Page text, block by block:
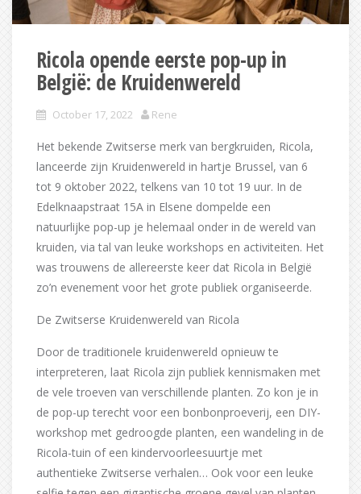
Ricola opende eerste pop-up in
België: de Kruidenwereld
October 17, 2022 Rene
Het bekende Zwitserse merk van bergkruiden, Ricola,
lanceerde zijn Kruidenwereld in hartje Brussel, van 6
tot 9 oktober 2022, telkens van 10 tot 19 uur. In de
Edelknaapstraat 15A in Elsene dompelde een
natuurlijke pop-up je helemaal onder in de wereld van
kruiden, via tal van leuke workshops en activiteiten. Het
was trouwens de allereerste keer dat Ricola in België
zo’n evenement voor het grote publiek organiseerde.
De Zwitserse Kruidenwereld van Ricola
Door de traditionele kruidenwereld opnieuw te
interpreteren, laat Ricola zijn publiek kennismaken met
de vele troeven van verschillende planten. Zo kon je in
de pop-up terecht voor een bonbonproeverij, een DIY-
workshop met gedroogde planten, een wandeling in de
Ricola-tuin of een kindervoorleesuurtje met
authentieke Zwitserse verhalen… Ook voor een leuke